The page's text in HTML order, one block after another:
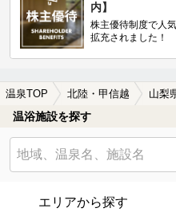
内】
株主優待制度で人
拡充されました！
温泉TOP 北陸・甲信越 山梨
温浴施設を探す
エリアから探す